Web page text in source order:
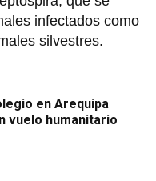
infectados como
silvestres.
en Arequipa
vuelo humanitario